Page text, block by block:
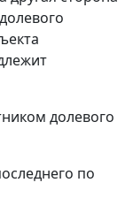
долевого
по